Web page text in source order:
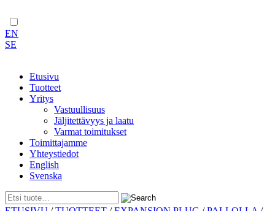
EN
SE
Etusivu
Tuotteet
Yritys
Vastuullisuus
Jäljitettävyys ja laatu
Varmat toimitukset
Toimittajamme
Yhteystiedot
English
Svenska